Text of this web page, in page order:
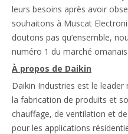
leurs besoins après avoir
souhaitons à Muscat
doutons pas qu’ensemble,
numéro 1 du marché
À propos de Daikin
Daikin Industries est le
la fabrication de produits et
chauffage, de ventilation et
pour les applications